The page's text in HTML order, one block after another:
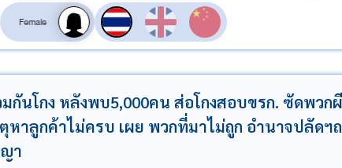
สลับเสียงอ่าน
กันโกง หลังพบ5,000คน ส่อโกงสอบขรก. ซัดพวก
หาลูกค้าไม่ครบ เผย พวกที่มาไม่ถูก อำนาจปลัดฯ
า